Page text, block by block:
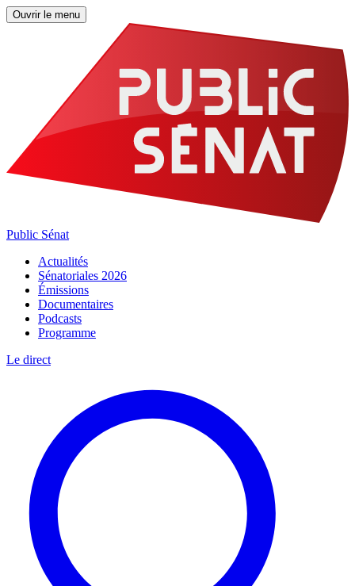
Ouvrir le menu
Public Sénat
Actualités
Sénatoriales 2026
Émissions
Documentaires
Podcasts
Programme
Le direct